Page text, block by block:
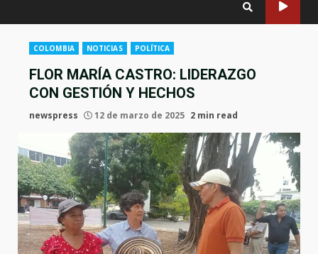
COLOMBIA NOTICIAS POLÍTICA
FLOR MARÍA CASTRO: LIDERAZGO
CON GESTIÓN Y HECHOS
newspress 12 de marzo de 2025 2 min read